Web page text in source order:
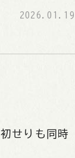
2026.01.19
せりも同時